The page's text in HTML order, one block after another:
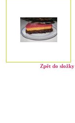
Zpět do složky